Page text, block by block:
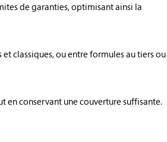
de garanties, optimisant ainsi la
classiques, ou entre formules au tiers ou
en conservant une couverture suffisante.